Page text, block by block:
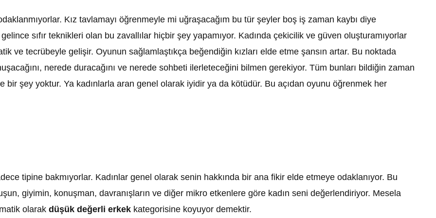
Kız tavlamayı öğrenmeyle mi uğraşacağım bu tür şeyler boş iş zaman kaybı diye
sıfır teknikleri olan bu zavallılar hiçbir şey yapamıyor. Kadında çekicilik ve güven oluşturamıyorlar
ve tecrübeyle gelişir. Oyunun sağlamlaştıkça beğendiğin kızları elde etme şansın artar. Bu noktada
nerede duracağını ve nerede sohbeti ilerleteceğini bilmen gerekiyor. Tüm bunları bildiğin zaman
bir şey yoktur. Ya kadınlarla aran genel olarak iyidir ya da kötüdür. Bu açıdan oyunu öğrenmek her
tipine bakmıyorlar. Kadınlar genel olarak senin hakkında bir ana fikir elde etmeye odaklanıyor. Bu
giyimin, konuşman, davranışların ve diğer mikro etkenlere göre kadın seni değerlendiriyor. Mesela
olarak düşük değerli erkekkategorisine koyuyor demektir.